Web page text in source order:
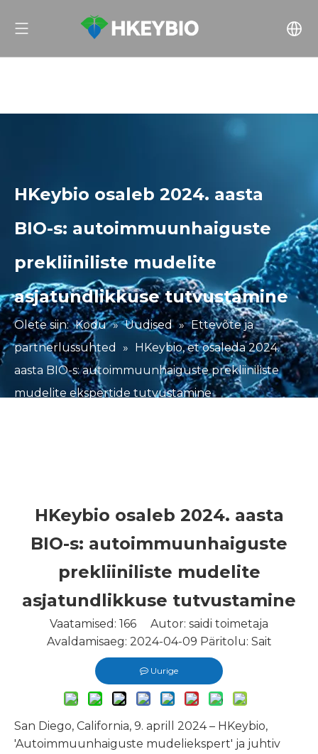
HKeybio osaleb 2024. aasta
BIO-s: autoimmuunhaiguste
prekliiniliste mudelite
asjatundlikkuse tutvustamine
Olete siin: Kodu » Uudised » Ettevõte ja
partnerlussuhted
» HKeybio, et osaleda 2024.
aasta BIO-s: autoimmuunhaiguste prekliiniliste
mudelite ekspertide tutvustamine
HKeybio osaleb 2024. aasta
BIO-s: autoimmuunhaiguste
prekliiniliste mudelite
asjatundlikkuse tutvustamine
Vaatamised: 166 Autor: saidi toimetaja
Avaldamisaeg: 2024-04-09 Päritolu: Sait
Uurige
San Diego, California, 9. aprill 2024 – HKeybio,
'Autoimmuunhaiguste mudeliekspert' ja juhtiv